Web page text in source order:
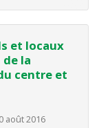
et locaux
la
centre et
août 2016